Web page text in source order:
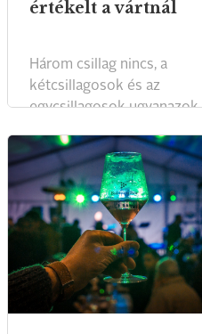
értékelt a vártnál
Három csillag nincs, a
kétcsillagosok és az
egycsillagosok ugyanazok.